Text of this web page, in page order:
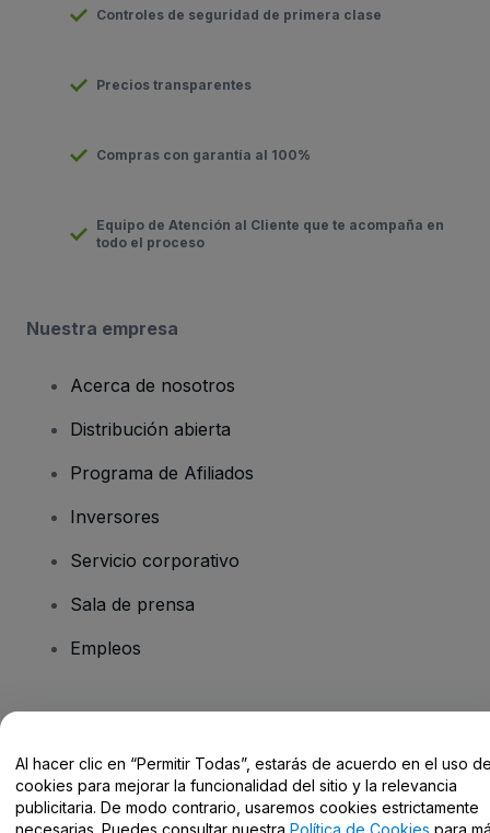
Controles de seguridad de primera clase
Precios transparentes
Compras con garantía al 100%
Equipo de Atención al Cliente que te acompaña en
todo el proceso
Nuestra empresa
Acerca de nosotros
Distribución abierta
Programa de Afiliados
Inversores
Servicio corporativo
Sala de prensa
Empleos
Centro de Ayuda / Contacto
Al hacer clic en “Permitir Todas”, estarás de acuerdo en el uso
cookies para mejorar la funcionalidad del sitio y la relevancia
publicitaria. De modo contrario, usaremos cookies estrictamente
necesarias. Puedes consultar nuestra Política de Cookies para